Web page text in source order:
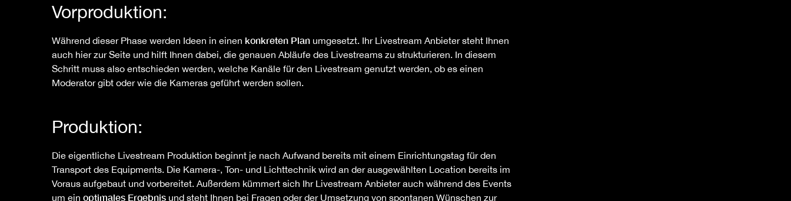
Vorproduktion:
Während dieser Phase werden Ideen in einen konkreten Plan umgesetzt. Ihr Livestream Anbieter steht Ihnen
auch hier zur Seite und hilft Ihnen dabei, die genauen Abläufe des Livestreams zu strukturieren. In diesem
Schritt muss also entschieden werden, welche Kanäle für den Livestream genutzt werden, ob es einen
Moderator gibt oder wie die Kameras geführt werden sollen.
Produktion:
Die eigentliche Livestream Produktion beginnt je nach Aufwand bereits mit einem Einrichtungstag für den
Transport des Equipments. Die Kamera-, Ton- und Lichttechnik wird an der ausgewählten Location bereits im
Voraus aufgebaut und vorbereitet. Außerdem kümmert sich Ihr Livestream Anbieter auch während des Events
um ein optimales Ergebnis und steht Ihnen bei Fragen oder der Umsetzung von spontanen Wünschen zur